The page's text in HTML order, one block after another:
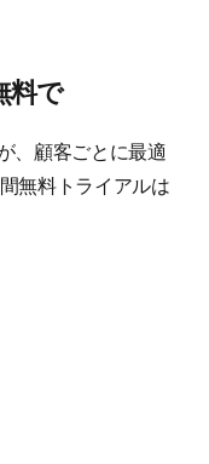
料で
、顧客ごとに最適
無料トライアルは